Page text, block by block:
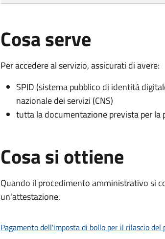
Cosa serve
Per accedere al servizio, assicurati di avere:
SPID (sistema pubblico di identità
nazionale dei servizi (CNS)
tutta la documentazione prevista per la
Cosa si ottiene
Quando il procedimento amministrativo si
un'attestazione.
Pagamento dell'imposta di bollo per il rilascio